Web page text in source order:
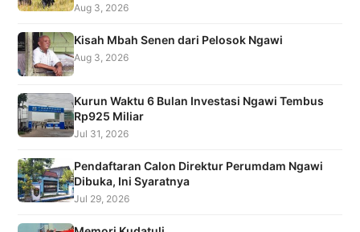
Aug 3, 2026
Kisah Mbah Senen dari Pelosok Ngawi
Aug 3, 2026
Kurun Waktu 6 Bulan Investasi Ngawi Tembus
Rp925 Miliar
Jul 31, 2026
Pendaftaran Calon Direktur Perumdam Ngawi
Dibuka, Ini Syaratnya
Jul 29, 2026